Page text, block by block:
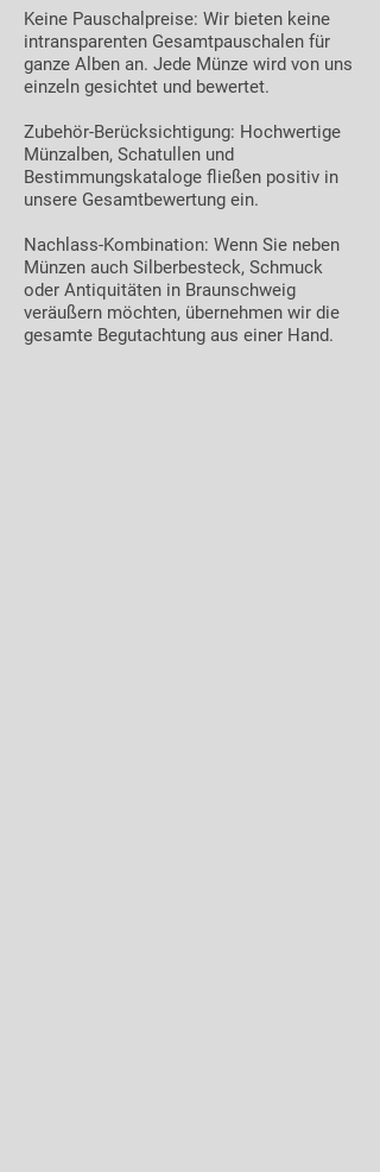
Keine Pauschalpreise: Wir bieten keine
intransparenten Gesamtpauschalen für
ganze Alben an. Jede Münze wird von uns
einzeln gesichtet und bewertet.
Zubehör-Berücksichtigung: Hochwertige
Münzalben, Schatullen und
Bestimmungskataloge fließen positiv in
unsere Gesamtbewertung ein.
Nachlass-Kombination: Wenn Sie neben
Münzen auch Silberbesteck, Schmuck
oder Antiquitäten in Braunschweig
veräußern möchten, übernehmen wir die
gesamte Begutachtung aus einer Hand.